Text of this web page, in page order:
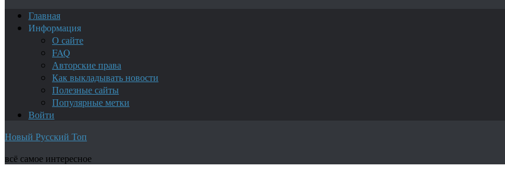
Главная
Информация
О сайте
FAQ
Авторские права
Как выкладывать новости
Полезные сайты
Популярные метки
Войти
Новый Русский Топ
всё самое интересное